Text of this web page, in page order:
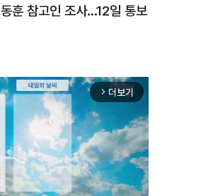
동훈 참고인 조사...12일 통보
arrow_forward_ios 더보기